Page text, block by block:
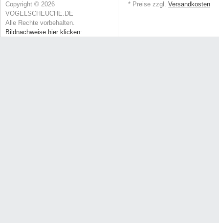
Copyright © 2026
VOGELSCHEUCHE.DE
Alle Rechte vorbehalten.
Bildnachweise hier klicken:
* Preise zzgl. Versandkosten